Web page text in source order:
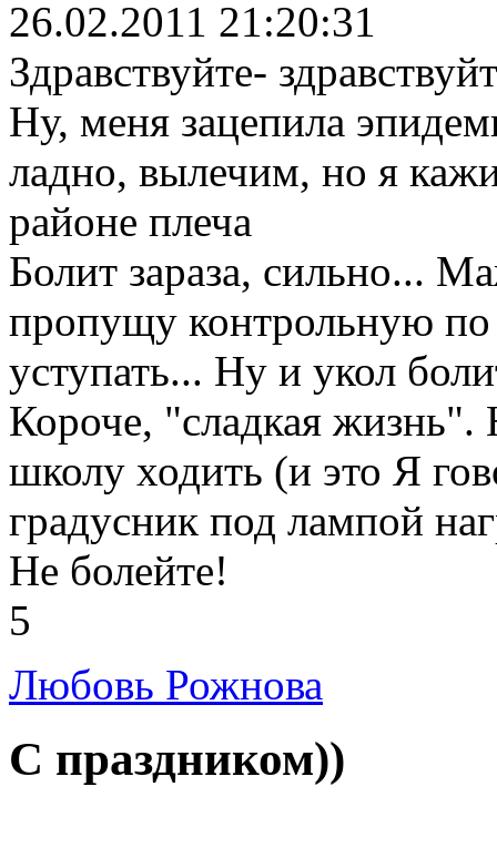
26.02.2011 21:20:31
Здравствуйте-
Ну, меня зацепила
ладно, вылечим, но я
районе плеча
Болит зараза, сильно...
пропущу контрольную
уступать... Ну и укол
Короче, "сладкая жизнь".
школу ходить (и это Я
градусник под лампой
Не болейте!
5
Любовь Рожнова
С праздником))